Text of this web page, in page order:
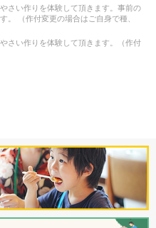
さい作りを体験して頂きます。事前の
。 （作付変更の場合はご自身で種、
さい作りを体験して頂きます。（作付